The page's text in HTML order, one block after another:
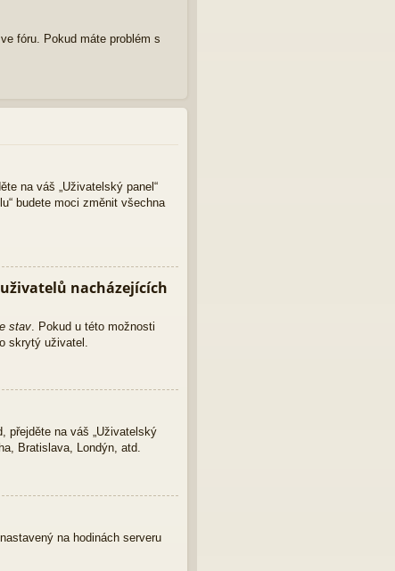
fóru. Pokud máte problém s
na váš „Uživatelský panel“
budete moci změnit všechna
nacházejících
stav . Pokud u této možnosti
skrytý uživatel.
přejděte na váš „Uživatelský
Bratislava, Londýn, atd.
na hodinách serveru